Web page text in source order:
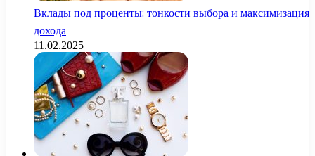
Вклады под проценты: тонкости выбора и максимизация
дохода
11.02.2025